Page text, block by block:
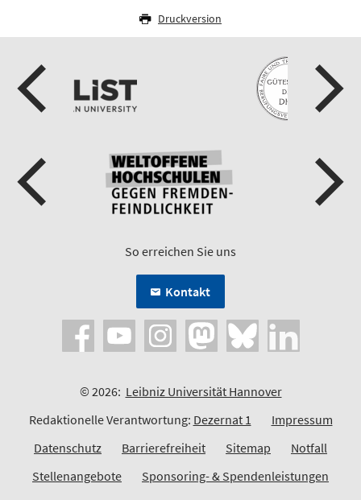
Druckversion
So erreichen Sie uns
Kontakt
© 2026: Leibniz Universität Hannover
Redaktionelle Verantwortung: Dezernat 1
Impressum
Datenschutz
Barrierefreiheit Sitemap
Notfall
Stellenangebote
Sponsoring- & Spendenleistungen